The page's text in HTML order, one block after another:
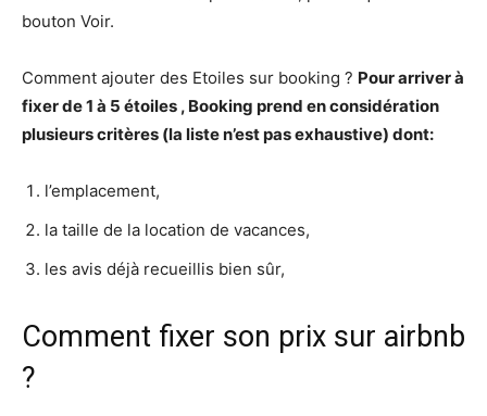
bouton Voir.
Comment ajouter des Etoiles sur booking ? Pour arriver à
fixer de 1 à 5 étoiles , Booking prend en considération
plusieurs critères (la liste n’est pas exhaustive) dont:
l’emplacement,
la taille de la location de vacances,
les avis déjà recueillis bien sûr,
Comment fixer son prix sur airbnb
?